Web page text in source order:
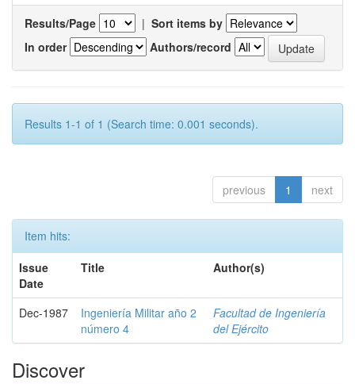
Results/Page | Sort items by
In order
Authors/record
Results 1-1 of 1 (Search time: 0.001 seconds).
previous 1 next
Item hits:
Issue
Date
Title Author(s)
Dec-1987
Ingeniería Militar año 2
número 4
Facultad de Ingeniería
del Ejército
Discover